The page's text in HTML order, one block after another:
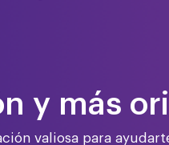
y más
valiosa para